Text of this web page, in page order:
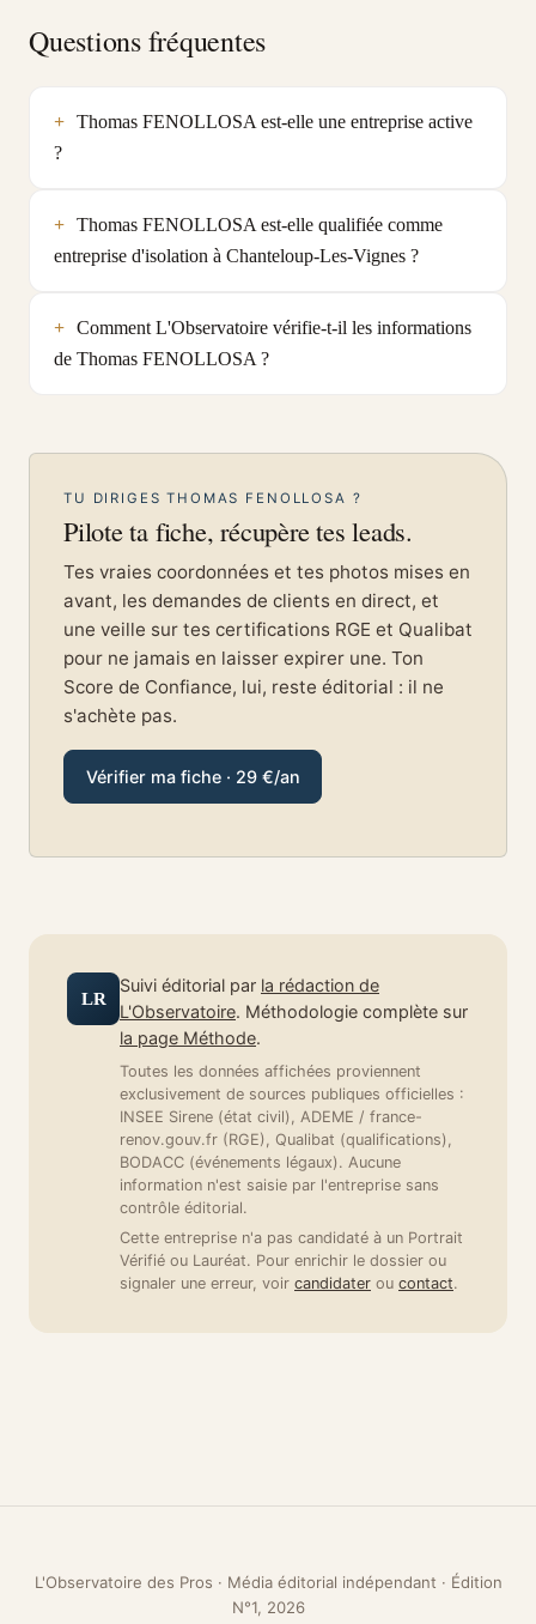
Questions fréquentes
Thomas FENOLLOSA est-elle une entreprise active
?
Thomas FENOLLOSA est-elle qualifiée comme
entreprise d'isolation à Chanteloup-Les-Vignes ?
Comment L'Observatoire vérifie-t-il les informations
de Thomas FENOLLOSA ?
TU DIRIGES THOMAS FENOLLOSA ?
Pilote ta fiche, récupère tes leads.
Tes vraies coordonnées et tes photos mises en
avant, les demandes de clients en direct, et
une veille sur tes certifications RGE et Qualibat
pour ne jamais en laisser expirer une. Ton
Score de Confiance, lui, reste éditorial : il ne
s'achète pas.
Vérifier ma fiche · 29 €/an
LR
Suivi éditorial par la rédaction de
L'Observatoire. Méthodologie complète sur
la page Méthode.
Toutes les données affichées proviennent
exclusivement de sources publiques officielles :
INSEE Sirene (état civil), ADEME / france-
renov.gouv.fr (RGE), Qualibat (qualifications),
BODACC (événements légaux). Aucune
information n'est saisie par l'entreprise sans
contrôle éditorial.
Cette entreprise n'a pas candidaté à un Portrait
Vérifié ou Lauréat. Pour enrichir le dossier ou
signaler une erreur, voir candidater ou contact.
L'Observatoire des Pros · Média éditorial indépendant · Édition
N°1, 2026